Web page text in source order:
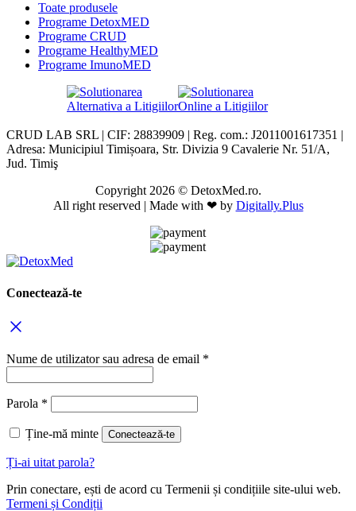
Toate produsele
Programe DetoxMED
Programe CRUD
Programe HealthyMED
Programe ImunoMED
CRUD LAB SRL | CIF: 28839909 | Reg. com.: J2011001617351 |
Adresa: Municipiul Timișoara, Str. Divizia 9 Cavalerie Nr. 51/A,
Jud. Timiş
Copyright 2026 © DetoxMed.ro.
All right reserved | Made with ❤ by Digitally.Plus
Conectează-te
Nume de utilizator sau adresa de email *
Parola *
Ține-mă minte Conectează-te
Ți-ai uitat parola?
Prin conectare, ești de acord cu Termenii și condițiile site-ului web.
Termeni și Condiții